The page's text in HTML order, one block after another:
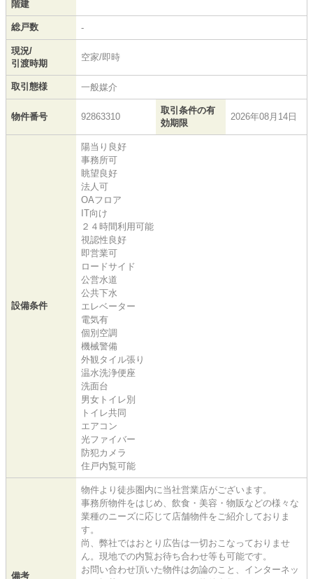
階建
総戸数 -
現況/
引渡時期
空家/即時
取引態様 一般媒介
物件番号 92863310
取引条件の有
効期限
2026年08月14日
設備条件
陽当り良好
事務所可
眺望良好
法人可
OAフロア
IT向け
２４時間利用可能
視認性良好
即営業可
ロードサイド
公営水道
公共下水
エレベーター
電気有
個別空調
機械警備
外観タイル張り
温水洗浄便座
洗面台
男女トイレ別
トイレ共同
エアコン
光ファイバー
防犯カメラ
住戸内覧可能
備考
物件より徒歩圏内に当社営業店がございます。
事務所物件をはじめ、飲食・美容・物販などの様々な
業種のニーズに応じて店舗物件をご紹介しておりま
す。
尚、弊社ではおとり広告は一切おこなっておりませ
ん。現地での内覧お待ち合わせ等も可能です。
お問い合わせ頂いた物件は勿論のこと、インターネッ